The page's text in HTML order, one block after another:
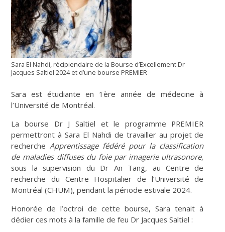
Sara El Nahdi, récipiendaire de la Bourse d’Excellement Dr
Jacques Saltiel 2024 et d’une bourse PREMIER
Sara est étudiante en 1ère année de médecine à
l’Université de Montréal.
La bourse Dr J Saltiel et le programme PREMIER
permettront à Sara El Nahdi de travailler au projet de
recherche Apprentissage fédéré pour la classification
de maladies diffuses du foie par imagerie ultrasonore,
sous la supervision du Dr An Tang, au Centre de
recherche du Centre Hospitalier de l’Université de
Montréal (CHUM), pendant la période estivale 2024.
Honorée de l’octroi de cette bourse, Sara tenait à
dédier ces mots à la famille de feu Dr Jacques Saltiel :